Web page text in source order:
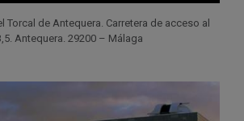
Torcal de Antequera. Carretera de acceso al
Antequera. 29200 – Málaga